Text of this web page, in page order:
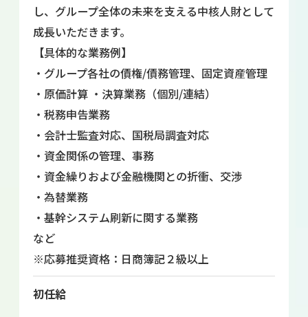
し、グループ全体の未来を支える中核人財として
成長いただきます。
【具体的な業務例】
・グループ各社の債権/債務管理、固定資産管理
・原価計算 ・決算業務（個別/連結）
・税務申告業務
・会計士監査対応、国税局調査対応
・資金関係の管理、事務
・資金繰りおよび金融機関との折衝、交渉
・為替業務
・基幹システム刷新に関する業務
など
※応募推奨資格：日商簿記２級以上
初任給